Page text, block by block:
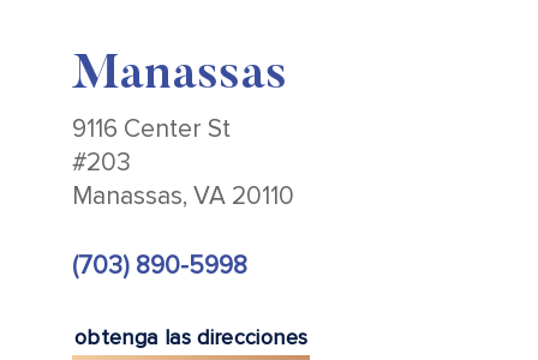
Manassas
9116 Center St
#203
Manassas, VA 20110
(703) 890-5998
obtenga las direcciones